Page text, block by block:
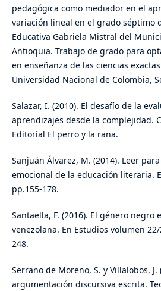
pedagógica como mediador en el
variación lineal en el grado séptimo
Educativa Gabriela Mistral del
Antioquia. Trabajo de grado para
en enseñanza de las ciencias
Universidad Nacional de Colombia,
Salazar, I. (2010). El desafío de la
aprendizajes desde la complejidad.
Editorial El perro y la rana.
Sanjuán Álvarez, M. (2014). Leer
emocional de la educación literaria.
pp.155-178.
Santaella, F. (2016). El género negro
venezolana. En Estudios volumen
248.
Serrano de Moreno, S. y Villalobos, J.
argumentación discursiva escrita.